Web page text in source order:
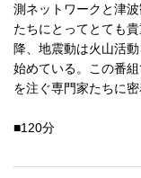
測ネットワークと津
たちにとってとても
降、地震動は火山活
始めている。この番
を注ぐ専門家たちに密
■120分